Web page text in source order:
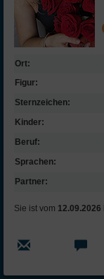
Ort:
Figur:
Sternzeichen:
Kinder:
Beruf:
Sprachen:
Partner:
Sie ist vom 12.09.2026